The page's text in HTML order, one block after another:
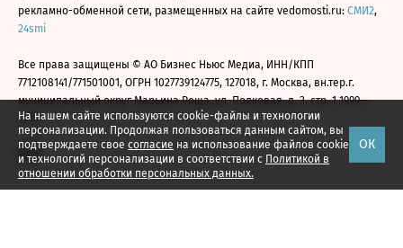
На нашем сайте используются cookie-файлы и технологии
персонализации. Продолжая пользоваться данным сайтом, вы
подтверждаете свое согласие на использование файлов cookie
и технологий персонализации в соответствии с Политикой в
отношении обработки персональных данных.
ОК
рекламно-обменной сети, размещенных на сайте vedomosti.ru: СМИ2,
24smi
Все права защищены © АО Бизнес Ньюс Медиа, ИНН/КПП
7712108141/771501001, ОГРН 1027739124775, 127018, г. Москва, вн.тер.г.
муниципальный округ Марьина Роща, ул. Полковая, д. 3, стр. 1 1999—
2026